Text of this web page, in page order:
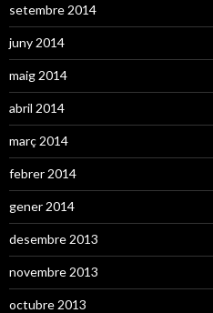
setembre 2014
juny 2014
maig 2014
abril 2014
març 2014
febrer 2014
gener 2014
desembre 2013
novembre 2013
octubre 2013